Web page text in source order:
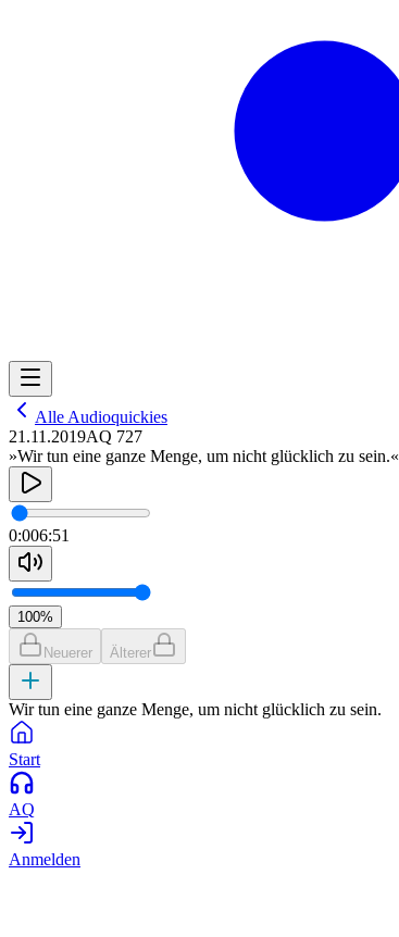
Alle Audioquickies
21.11.2019AQ 727
»Wir tun eine ganze Menge, um nicht glücklich zu sein.«
0:006:51
100%
Neuerer Älterer
Wir tun eine ganze Menge, um nicht glücklich zu sein.
Start
AQ
Anmelden